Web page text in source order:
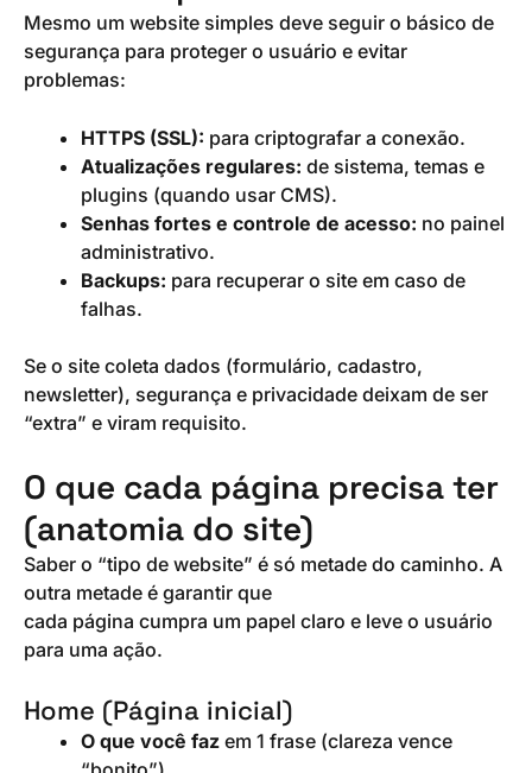
Mesmo um website simples deve seguir o básico de
segurança para proteger o usuário e evitar
problemas:
HTTPS (SSL): para criptografar a conexão.
Atualizações regulares: de sistema, temas e
plugins (quando usar CMS).
Senhas fortes e controle de acesso: no painel
administrativo.
Backups: para recuperar o site em caso de
falhas.
Se o site coleta dados (formulário, cadastro,
newsletter), segurança e privacidade deixam de ser
“extra” e viram requisito.
O que cada página precisa ter
(anatomia do site)
Saber o “tipo de website” é só metade do caminho. A
outra metade é garantir que
cada página cumpra um papel claro e leve o usuário
para uma ação.
Home (Página inicial)
O que você faz em 1 frase (clareza vence